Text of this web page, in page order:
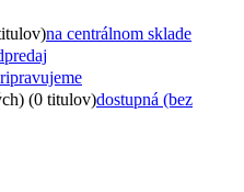
na centrálnom sklade
(0 titulov)dostupná (bez